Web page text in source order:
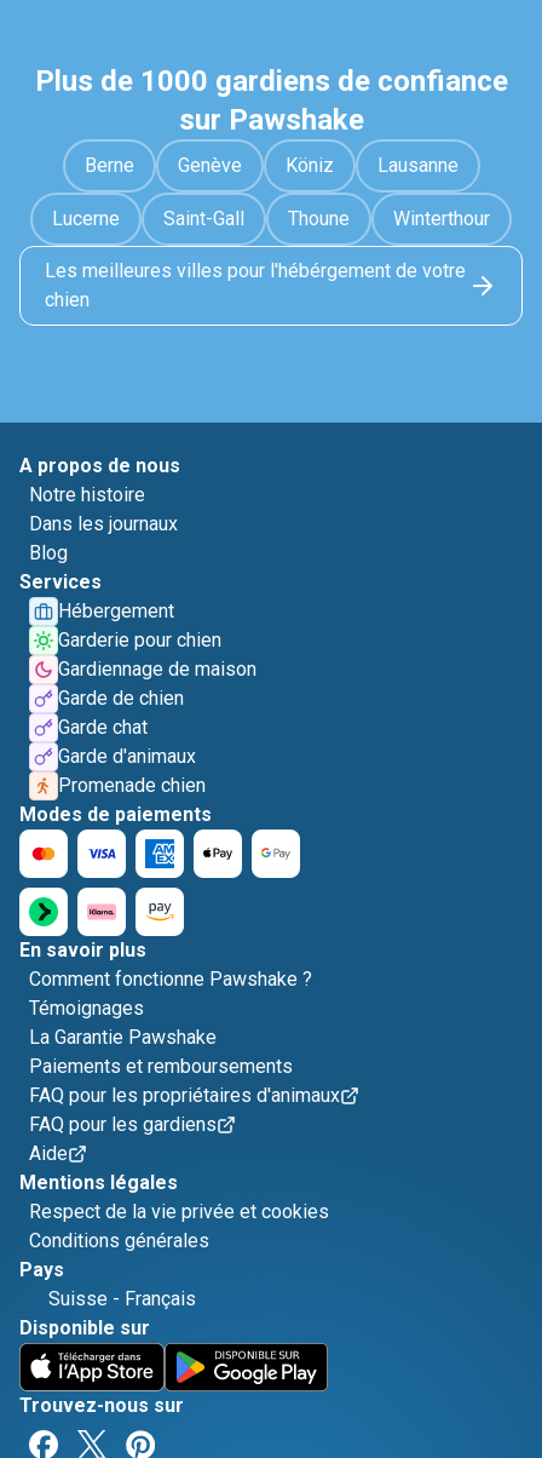
Plus de 1000 gardiens de confiance
sur Pawshake
Berne Genève Köniz Lausanne
Lucerne Saint-Gall Thoune Winterthour
Les meilleures villes pour l'hébérgement de votre
chien
A propos de nous
Notre histoire
Dans les journaux
Blog
Services
Hébergement
Garderie pour chien
Gardiennage de maison
Garde de chien
Garde chat
Garde d'animaux
Promenade chien
Modes de paiements
En savoir plus
Comment fonctionne Pawshake ?
Témoignages
La Garantie Pawshake
Paiements et remboursements
FAQ pour les propriétaires d'animaux
FAQ pour les gardiens
Aide
Mentions légales
Respect de la vie privée et cookies
Conditions générales
Pays
Suisse - Français
Disponible sur
Trouvez-nous sur